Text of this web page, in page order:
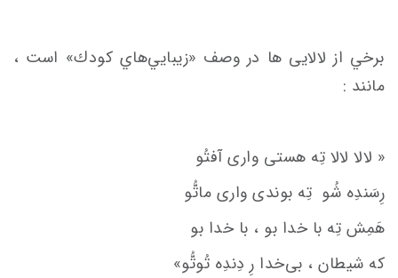
برخي از لالایی ها در وصف «زيبايي‌هاي كودك» است ،
مانند :
« لالا لالا تِه هستی واری آفتُو
رِسَندِه شُو تِه بوندی واری ماتُّو
هَمِش تِه با خدا بو ، با خدا بو
كه شیطان ، بی‌خدا رِ دِندِه تُوتُّو»